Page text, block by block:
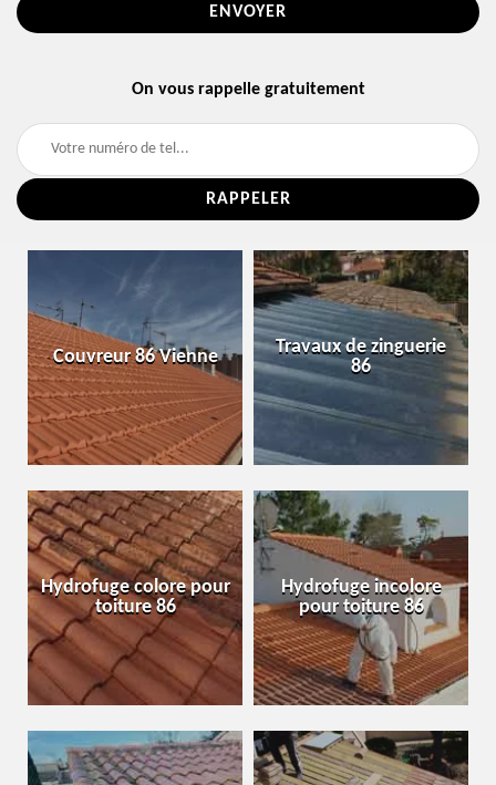
On vous rappelle gratuitement
Couvreur 86 Vienne
Travaux de zinguerie
86
Hydrofuge colore pour
toiture 86
Hydrofuge incolore
pour toiture 86